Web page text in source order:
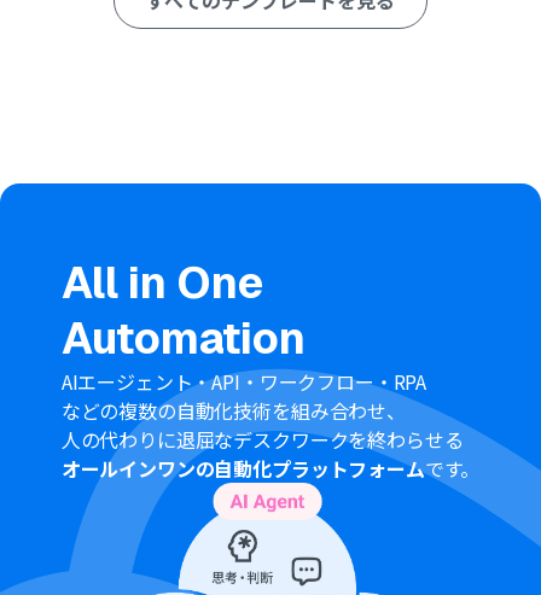
分岐機能では、Typeformのどの質問の、どのような回答
■注意事項
Typeformで回答内容を取得する方法は
ください。
分岐はミニプラン以上のプランでご利用いただける機能
（オペレーション）となっております。フリープランの場
合は設定しているフローボットのオペレーションはエラ
ーとなりますので、ご注意ください。
ミニプランなどの有料プランは、2週間の無料トライアル
を行うことが可能です。無料トライアル中には制限対象の
アプリや機能（オペレーション）を使用することができ
ます。
All in One
Automation
AIエージェント・API・ワークフロー・RPA
などの複数の自動化技術を組み合わせ、
人の代わりに退屈なデスクワークを終わらせる
オールインワンの自動化プラットフォームです。